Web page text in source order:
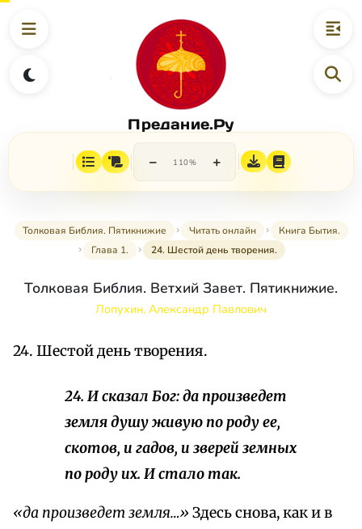
Предание.Ру
− 110% +
Толковая Библия. Пятикнижие Читать онлайн
Книга Бытия.
Глава 1.
24. Шестой день творения.
Толковая Библия. Ветхий Завет. Пятикнижие.
Лопухин, Александр Павлович
24. Шестой день творения.
24. И сказал Бог: да произведет
земля душу живую по роду ее,
скотов, и гадов, и зверей земных
по роду их. И стало так.
«да произведет земля…» Здесь снова, как и в